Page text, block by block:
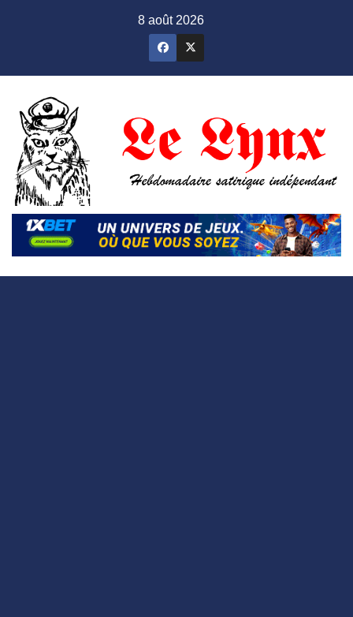
8 août 2026